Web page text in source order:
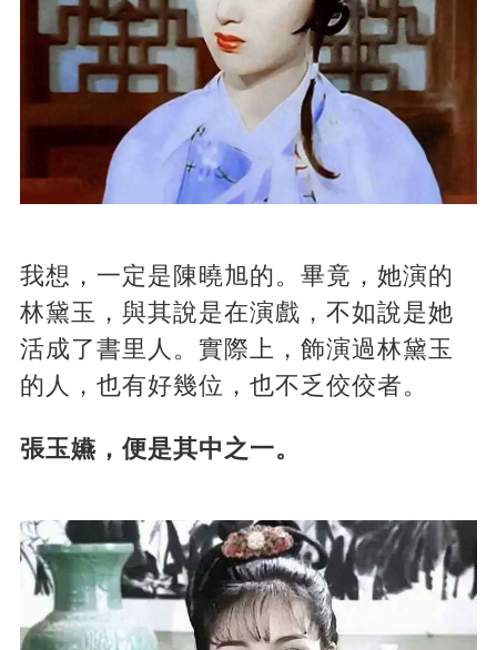
我想，一定是陳曉旭的。畢竟，她演的
林黛玉，與其說是在演戲，不如說是她
活成了書里人。實際上，飾演過林黛玉
的人，也有好幾位，也不乏佼佼者。
張玉嬿，便是其中之一。